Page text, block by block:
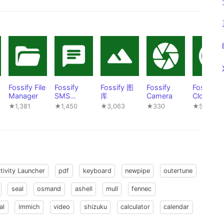
Fossify File
Manager
★1,381
Fossify
SMS
Messenger
★1,450
Fossify 图
库
★3,063
Fossify
Camera
★330
Fossify
Clock
★562
Launcher pdf keyboard newpipe outertune
seal osmand ashell mull fennec
immich video shizuku calculator calendar